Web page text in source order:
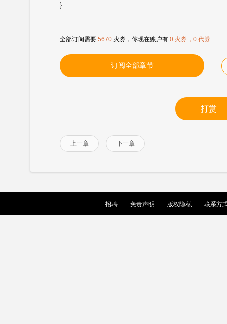
}
全部订阅需要 5670 火券，你现在账户有 0 火券，0 代券
订阅全部章节
打赏
上一章 下一章
招聘 免责声明 版权隐私 联系方